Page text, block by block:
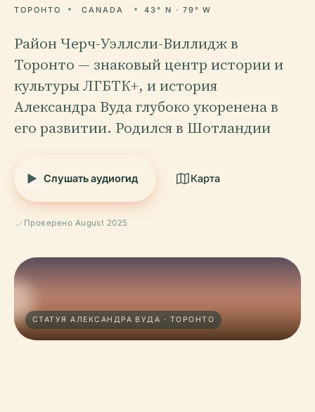
ТОРОНТО CANADA 43° N · 79° W
Район Черч-Уэллсли-Виллидж в
Торонто — знаковый центр истории и
культуры ЛГБТК+, и история
Александра Вуда глубоко укоренена в
его развитии. Родился в Шотландии
Слушать аудиогид Карта
Проверено August 2025
СТАТУЯ АЛЕКСАНДРА ВУДА · ТОРОНТО